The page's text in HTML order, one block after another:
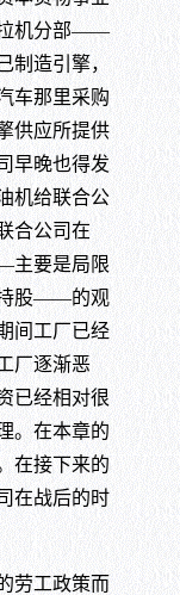
拉机分部——
造引擎，
车那里采购
供应所提供
早晚也得发
机给联合公
合公司在
主要是局限
持股——的观
间工厂已经
厂逐渐恶
已经相对很
。在本章的
在接下来的
在战后的时
劳工政策而